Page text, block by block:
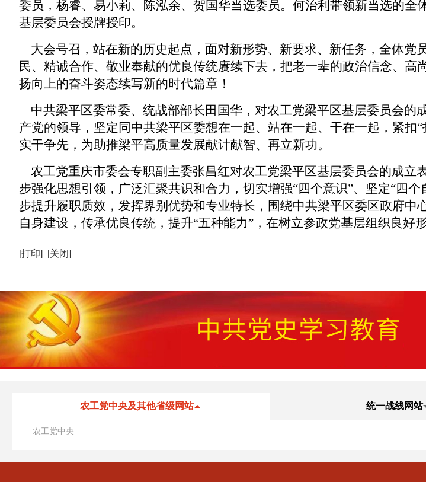
委员，杨睿、易小莉、陈泓余、贺国华当选委员。何治利带领新当选的全
基层委员会授牌授印。
大会号召，站在新的历史起点，面对新形势、新要求、新任务，全体党
民、精诚合作、敬业奉献的优良传统赓续下去，把老一辈的政治信念、
扬向上的奋斗姿态续写新的时代篇章！
中共梁平区委常委、统战部部长田国华，对农工党梁平区基层委员会的
产党的领导，坚定同中共梁平区委想在一起、站在一起、干在一起，紧扣
实干争先，为助推梁平高质量发展献计献智、再立新功。
农工党重庆市委会专职副主委张昌红对农工党梁平区基层委员会的成立
步强化思想引领，广泛汇聚共识和合力，切实增强“四个意识”、坚定“四个
步提升履职质效，发挥界别优势和专业特长，围绕中共梁平区委区政府中
自身建设，传承优良传统，提升“五种能力”，在树立参政党基层组织良好
[打印] [关闭]
农工党中央及其他省级网站 统一战线网站
农工党中央